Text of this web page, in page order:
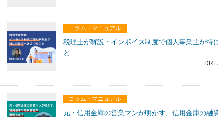
コラム・マニュアル
税理士が解説・インボイス制度で個人事業主が特
と
コラム・マニュアル
元・信用金庫の営業マンが明かす、信用金庫の融